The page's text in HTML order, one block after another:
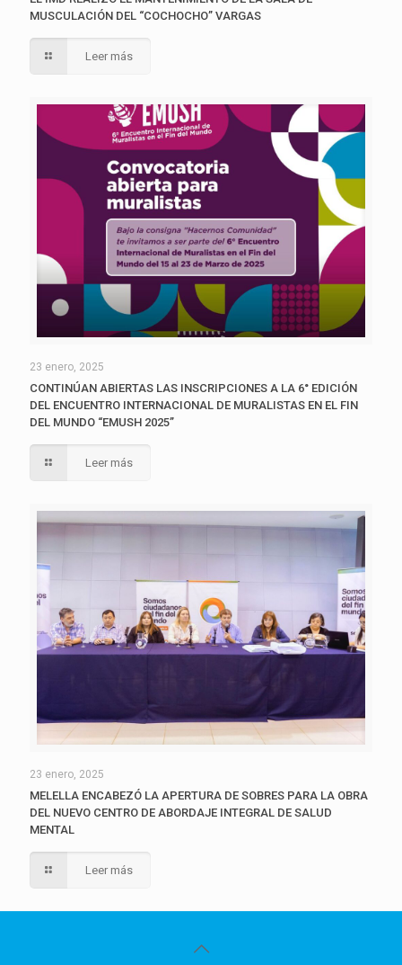
MUSCULACIÓN DEL “COCHOCHO” VARGAS
Leer más
23 enero, 2025
CONTINÚAN ABIERTAS LAS INSCRIPCIONES A LA 6° EDICIÓN
DEL ENCUENTRO INTERNACIONAL DE MURALISTAS EN EL FIN
DEL MUNDO “EMUSH 2025”
Leer más
23 enero, 2025
MELELLA ENCABEZÓ LA APERTURA DE SOBRES PARA LA OBRA
DEL NUEVO CENTRO DE ABORDAJE INTEGRAL DE SALUD
MENTAL
Leer más